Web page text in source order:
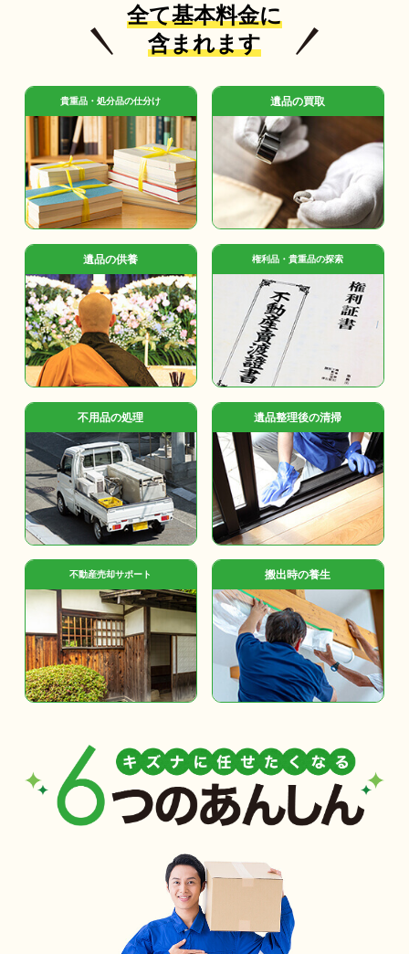
全て基本料金に
含まれます
貴重品・処分品の仕分け 遺品の買取
遺品の供養 権利品・貴重品の探索
不用品の処理 遺品整理後の清掃
不動産売却サポート 搬出時の養生